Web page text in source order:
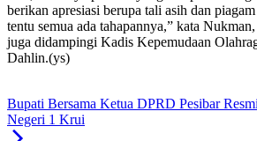
berikan apresiasi berupa tali asih dan
tentu semua ada tahapannya,” kata
juga didampingi Kadis Kepemudaan
Dahlin.(ys)
Bupati Bersama Ketua DPRD Pesibar
Negeri 1 Krui